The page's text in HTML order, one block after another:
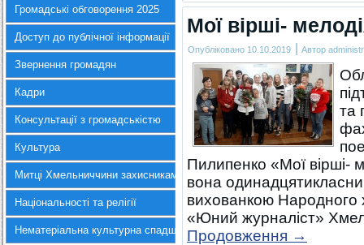
Громадські обговорення 2025
Доступ до публічної інформації
Звернення громадян
Кадри
Консультації з громадськістю
Культура
Митці Хмельниччини захисникам України
Національності та релігії
Нематеріальна культурна спадщина
Мої вірші-
Опубліковано 10.10.2019 | Автор
та
Пилипенко «Мої вірші-
вона
вихованкою Народного
«Юний журналіст»
Продовження →